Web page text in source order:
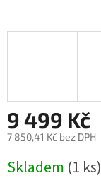
9 499 Kč
7 850,41 Kč bez DPH
cena:
Skladem (1 ks)